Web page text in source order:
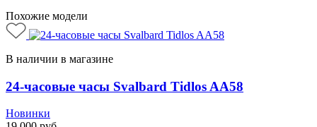
Похожие модели
В наличии в магазине
24-часовые часы Svalbard Tidlos AA58
Новинки